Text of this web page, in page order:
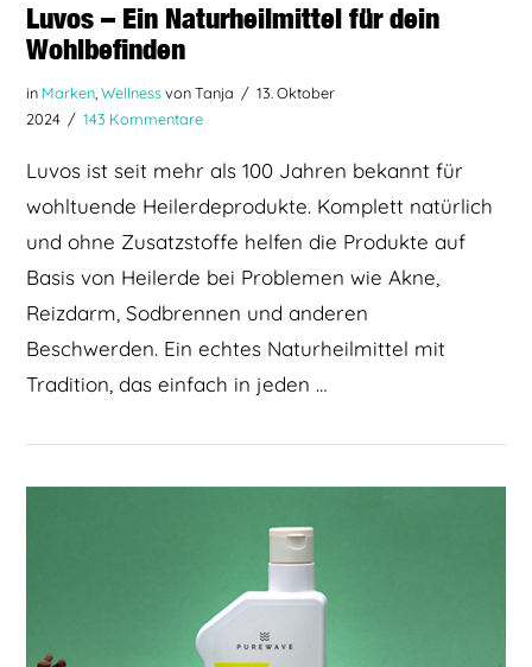
BEITRAG LESEN
Luvos – Ein Naturheilmittel für dein
Wohlbefinden
in Marken,Wellnessvon Tanja
13. Oktober
2024
143 Kommentare
Luvos ist seit mehr als 100 Jahren bekannt für
wohltuende Heilerdeprodukte. Komplett natürlich
und ohne Zusatzstoffe helfen die Produkte auf
Basis von Heilerde bei Problemen wie Akne,
Reizdarm, Sodbrennen und anderen
Beschwerden. Ein echtes Naturheilmittel mit
Tradition, das einfach in jeden …